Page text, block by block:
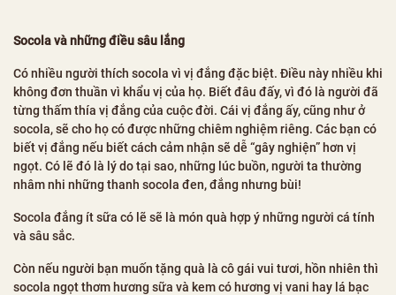
Socola và những điều sâu lắng
Có nhiều người thích socola vì vị đắng đặc biệt. Điều này nhiều khi
không đơn thuần vì khẩu vị của họ. Biết đâu đấy, vì đó là người đã
từng thấm thía vị đắng của cuộc đời. Cái vị đắng ấy, cũng như ở
socola, sẽ cho họ có được những chiêm nghiệm riêng. Các bạn có
biết vị đắng nếu biết cách cảm nhận sẽ dễ “gây nghiện” hơn vị
ngọt. Có lẽ đó là lý do tại sao, những lúc buồn, người ta thường
nhâm nhi những thanh socola đen, đắng nhưng bùi!
Socola đắng ít sữa có lẽ sẽ là món quà hợp ý những người cá tính
và sâu sắc.
Còn nếu người bạn muốn tặng quà là cô gái vui tươi, hồn nhiên thì
socola ngọt thơm hương sữa và kem có hương vị vani hay lá bạc